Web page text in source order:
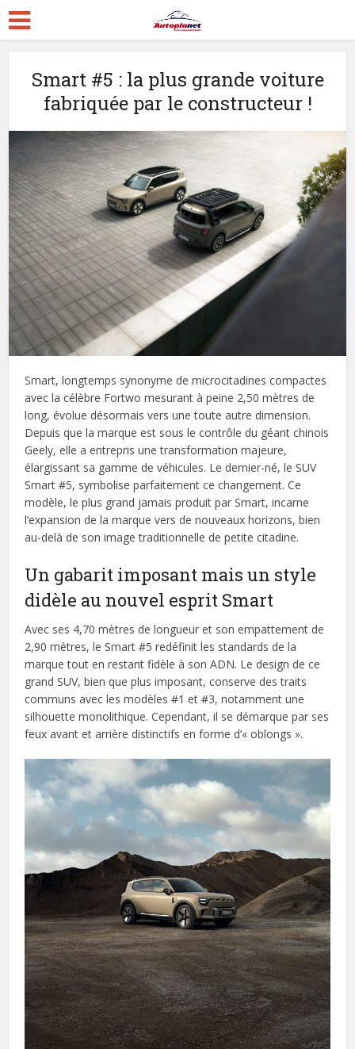
Smart #5 : la plus grande voiture
fabriquée par le constructeur !
Smart, longtemps synonyme de microcitadines compactes
avec la célèbre Fortwo mesurant à peine 2,50 mètres de
long, évolue désormais vers une toute autre dimension.
Depuis que la marque est sous le contrôle du géant chinois
Geely, elle a entrepris une transformation majeure,
élargissant sa gamme de véhicules. Le dernier-né, le SUV
Smart #5, symbolise parfaitement ce changement. Ce
modèle, le plus grand jamais produit par Smart, incarne
l’expansion de la marque vers de nouveaux horizons, bien
au-delà de son image traditionnelle de petite citadine.
Un gabarit imposant mais un style
didèle au nouvel esprit Smart
Avec ses 4,70 mètres de longueur et son empattement de
2,90 mètres, le Smart #5 redéfinit les standards de la
marque tout en restant fidèle à son ADN. Le design de ce
grand SUV, bien que plus imposant, conserve des traits
communs avec les modèles #1 et #3, notamment une
silhouette monolithique. Cependant, il se démarque par ses
feux avant et arrière distinctifs en forme d’« oblongs ».